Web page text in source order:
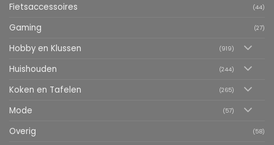
Fietsaccessoires (44)
Gaming (27)
Hobby en Klussen (919)
Huishouden (244)
Koken en Tafelen (265)
Mode (57)
Overig (58)